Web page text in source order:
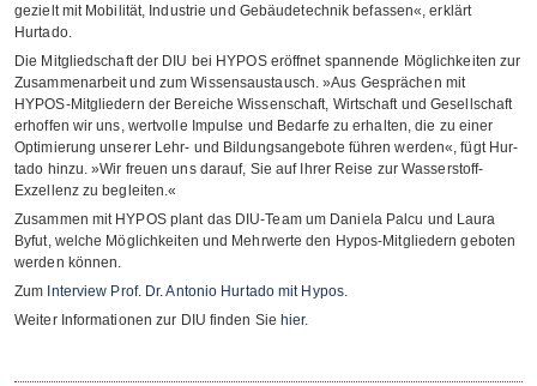
gezielt mit Mobi­li­tät, Indus­trie und Gebäu­de­tech­nik befas­sen«, erklärt
Hurtado.
Die Mit­glied­schaft der DIU bei HYPOS eröff­net span­nende Mög­lich­kei­ten zur
Zusam­men­ar­beit und zum Wis­sens­aus­tausch. »Aus Gesprä­chen mit
HYPOS-Mit­glie­dern der Berei­che Wis­sen­schaft, Wirt­schaft und Gesell­schaft
erhof­fen wir uns, wert­volle Impulse und Bedarfe zu erhal­ten, die zu einer
Opti­mie­rung unse­rer Lehr- und Bil­dungs­an­ge­bote füh­ren wer­den«, fügt Hur­
tado hinzu. »Wir freuen uns dar­auf, Sie auf Ihrer Reise zur Was­ser­stoff-
Exzel­lenz zu begleiten.«
Zusam­men mit HYPOS plant das DIU-Team um Daniela Palcu und Laura
Byfut, wel­che Mög­lich­kei­ten und Mehr­werte den Hypos-Mit­glie­dern gebo­ten
wer­den können.
Zum Inter­view Prof. Dr. Anto­nio Hur­tado mit Hypos.
Wei­ter Infor­ma­tio­nen zur DIU fin­den Sie hier.